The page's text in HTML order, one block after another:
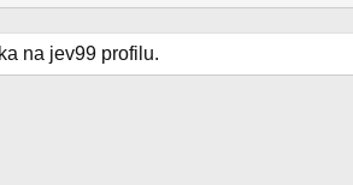
na jev99 profilu.